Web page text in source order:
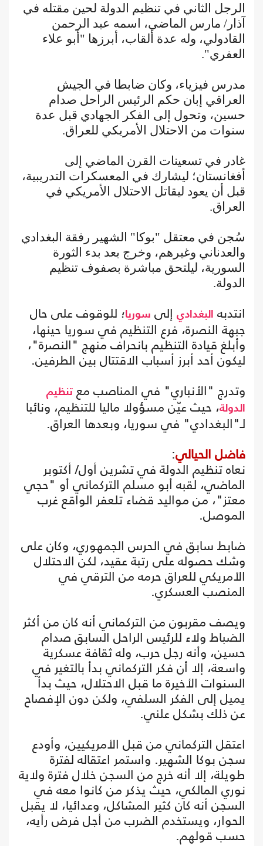
الرجل الثاني في تنظيم الدولة لحين مقتله في
آذار/ مارس الماضي، اسمه عبد الرحمن
القادولي، وله عدة ألقاب، أبرزها "أبو علاء
العفري".
مدرس فيزياء، وكان ضابطا في الجيش
العراقي إبان حكم الرئيس الراحل صدام
حسين، وتحول إلى الفكر الجهادي قبل عدة
سنوات من الاحتلال الأمريكي للعراق.
غادر في تسعينات القرن الماضي إلى
أفغانستان؛ ليشارك في المعسكرات التدريبية،
قبل أن يعود ليقاتل الاحتلال الأمريكي في
العراق.
سُجن في معتقل "بوكا" الشهير رفقة البغدادي
والعدناني وغيرهم، وخرج بعد بدء الثورة
السورية، ليلتحق مباشرة بصفوف تنظيم
الدولة.
انتدبه البغدادي إلى سوريا؛ للوقوف على حال
جبهة النصرة، فرع التنظيم في سوريا حينها،
وأبلغ قيادة التنظيم بانحراف منهج "النصرة"،
ليكون أحد أبرز أسباب الاقتتال بين الطرفين.
وتدرج "الأنباري" في المناصب مع تنظيم
الدولة، حيث عيّن مسؤولا ماليا للتنظيم، ونائبا
لـ"البغدادي" في سوريا، وبعدها العراق.
فاضل الحيالي:
نعاه تنظيم الدولة في تشرين أول/ أكتوبر
الماضي، لقبه أبو مسلم التركماني أو "حجي
معتز"، من مواليد قضاء تلعفر الواقع غرب
الموصل.
ضابط سابق في الحرس الجمهوري، وكان على
وشك حصوله على رتبة عقيد، لكن الاحتلال
الأمريكي للعراق حرمه من الترقي في
المنصب العسكري.
ويصف مقربون من التركماني أنه كان من أكثر
الضباط ولاء للرئيس الراحل السابق صدام
حسين، وأنه رجل حرب، وله ثقافة عسكرية
واسعة، إلا أن فكر التركماني بدأ بالتغير في
السنوات الأخيرة ما قبل الاحتلال، حيث بدأ
يميل إلى الفكر السلفي، ولكن دون الإفصاح
عن ذلك بشكل علني.
اعتقل التركماني من قبل الأمريكيين، وأودع
سجن بوكا الشهير. واستمر اعتقاله لفترة
طويلة، إلا أنه خرج من السجن خلال فترة ولاية
نوري المالكي، حيث يذكر من كانوا معه في
السجن أنه كان كثير المشاكل، وعدائيا، لا يقبل
الحوار، ويستخدم الضرب من أجل فرض رأيه،
حسب قولهم.